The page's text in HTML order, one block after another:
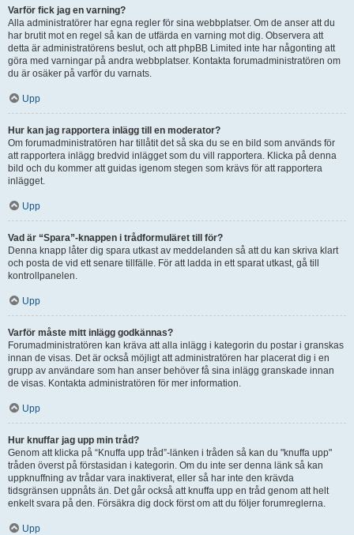
Varför fick jag en varning?
Alla administratörer har egna regler för sina webbplatser. Om de anser att du
har brutit mot en regel så kan de utfärda en varning mot dig. Observera att
detta är administratörens beslut, och att phpBB Limited inte har någonting att
göra med varningar på andra webbplatser. Kontakta forumadministratören om
du är osäker på varför du varnats.
Upp
Hur kan jag rapportera inlägg till en moderator?
Om forumadministratören har tillåtit det så ska du se en bild som används för
att rapportera inlägg bredvid inlägget som du vill rapportera. Klicka på denna
bild och du kommer att guidas igenom stegen som krävs för att rapportera
inlägget.
Upp
Vad är “Spara”-knappen i trådformuläret till för?
Denna knapp låter dig spara utkast av meddelanden så att du kan skriva klart
och posta de vid ett senare tillfälle. För att ladda in ett sparat utkast, gå till
kontrollpanelen.
Upp
Varför måste mitt inlägg godkännas?
Forumadministratören kan kräva att alla inlägg i kategorin du postar i granskas
innan de visas. Det är också möjligt att administratören har placerat dig i en
grupp av användare som han anser behöver få sina inlägg granskade innan
de visas. Kontakta administratören för mer information.
Upp
Hur knuffar jag upp min tråd?
Genom att klicka på “Knuffa upp tråd”-länken i tråden så kan du "knuffa upp"
tråden överst på förstasidan i kategorin. Om du inte ser denna länk så kan
uppknuffning av trådar vara inaktiverat, eller så har inte den krävda
tidsgränsen uppnåts än. Det går också att knuffa upp en tråd genom att helt
enkelt svara på den. Försäkra dig dock först om att du följer forumreglerna.
Upp